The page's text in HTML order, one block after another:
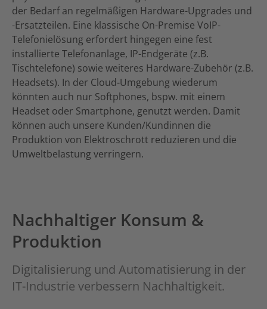
der Bedarf an regelmäßigen Hardware-Upgrades und
-Ersatzteilen. Eine klassische On-Premise VoIP-
Telefonielösung erfordert hingegen eine fest
installierte Telefonanlage, IP-Endgeräte (z.B.
Tischtelefone) sowie weiteres Hardware-Zubehör (z.B.
Headsets). In der Cloud-Umgebung wiederum
könnten auch nur Softphones, bspw. mit einem
Headset oder Smartphone, genutzt werden. Damit
können auch unsere Kunden/Kundinnen die
Produktion von Elektroschrott reduzieren und die
Umweltbelastung verringern.
Nachhaltiger Konsum &
Produktion
Digitalisierung und Automatisierung in der
IT-Industrie verbessern Nachhaltigkeit.